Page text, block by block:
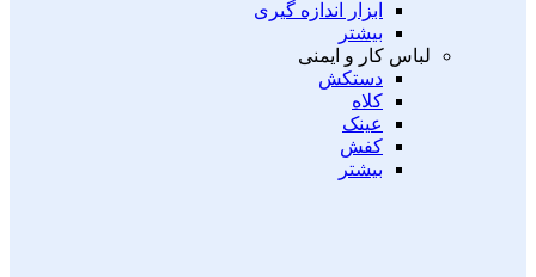
ابزار اندازه گیری
بیشتر
لباس کار و ایمنی
دستکش
کلاه
عینک
کفش
بیشتر